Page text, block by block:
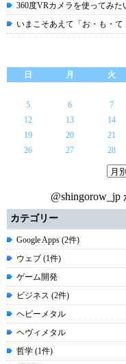
360度VRカメラを使ってみた
いまこそあえて「お・も・
日
月 火
5
6 7
12
13 14
19
20 21
26
27 28
@shingorow_jp
カテゴリー
Google Apps (2件)
ウェブ (1件)
ゲーム開発
ビジネス (2件)
ヘビーメタル
ヘヴィメタル
哲学 (1件)